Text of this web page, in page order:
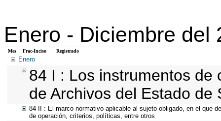
Enero - Diciembre del
Mes Frac-Inciso Registrado
Enero
84 I : Los instrumentos de
de Archivos del Estado de
84 II : El marco normativo aplicable al sujeto obligado, en el que
de operación, criterios, políticas, entre otros